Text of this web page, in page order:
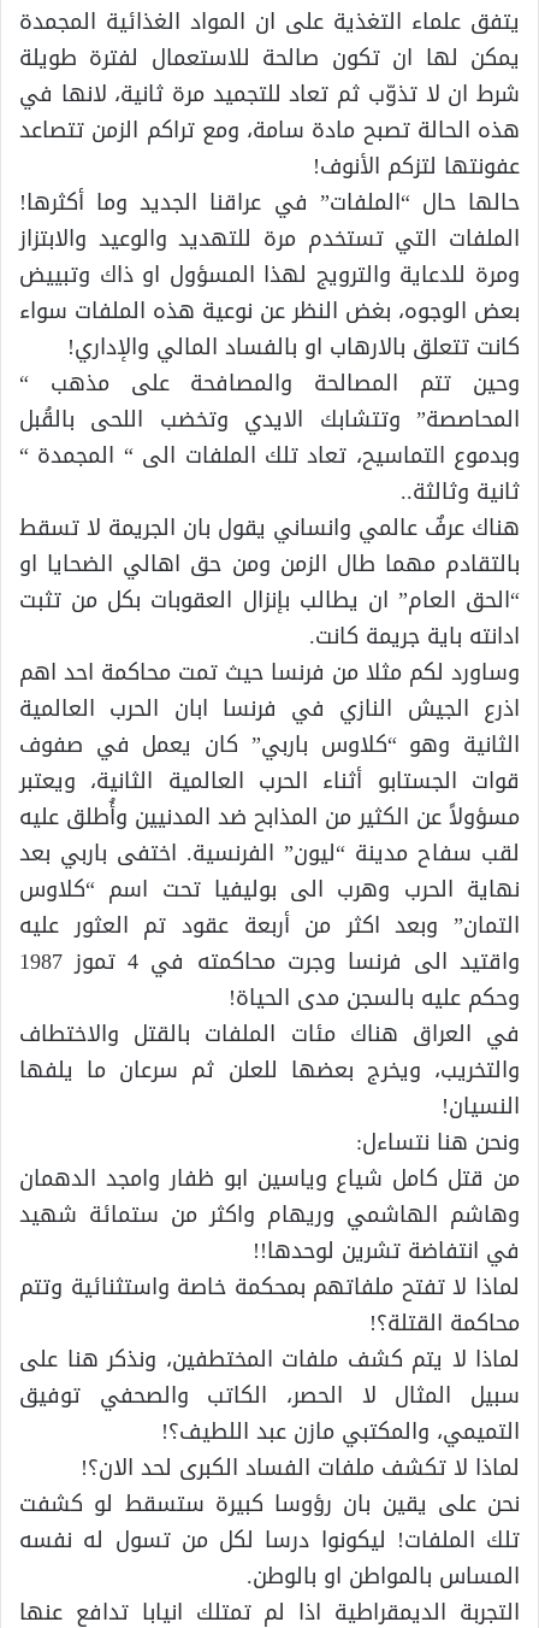
يتفق علماء التغذية على ان المواد الغذائية المجمدة
يمكن لها ان تكون صالحة للاستعمال لفترة طويلة
شرط ان لا تذوّب ثم تعاد للتجميد مرة ثانية، لانها في
هذه الحالة تصبح مادة سامة، ومع تراكم الزمن تتصاعد
عفونتها لتزكم الأنوف!
حالها حال “الملفات” في عراقنا الجديد وما أكثرها!
الملفات التي تستخدم مرة للتهديد والوعيد والابتزاز
ومرة للدعاية والترويج لهذا المسؤول او ذاك وتبييض
بعض الوجوه، بغض النظر عن نوعية هذه الملفات سواء
كانت تتعلق بالارهاب او بالفساد المالي والإداري!
وحين تتم المصالحة والمصافحة على مذهب “
المحاصصة” وتتشابك الايدي وتخضب اللحى بالقُبل
وبدموع التماسيح، تعاد تلك الملفات الى “ المجمدة “
ثانية وثالثة..
هناك عرفٌ عالمي وانساني يقول بان الجريمة لا تسقط
بالتقادم مهما طال الزمن ومن حق اهالي الضحايا او
“الحق العام” ان يطالب بإنزال العقوبات بكل من تثبت
ادانته باية جريمة كانت.
وساورد لكم مثلا من فرنسا حيث تمت محاكمة احد اهم
اذرع الجيش النازي في فرنسا ابان الحرب العالمية
الثانية وهو “كلاوس باربي” كان يعمل في صفوف
قوات الجستابو أثناء الحرب العالمية الثانية، ويعتبر
مسؤولاً عن الكثير من المذابح ضد المدنيين وأُطلق عليه
لقب سفاح مدينة “ليون” الفرنسية. اختفى باربي بعد
نهاية الحرب وهرب الى بوليفيا تحت اسم “كلاوس
التمان” وبعد اكثر من أربعة عقود تم العثور عليه
واقتيد الى فرنسا وجرت محاكمته في 4 تموز 1987
وحكم عليه بالسجن مدى الحياة!
في العراق هناك مئات الملفات بالقتل والاختطاف
والتخريب، ويخرج بعضها للعلن ثم سرعان ما يلفها
النسيان!
ونحن هنا نتساءل:
من قتل كامل شياع وياسين ابو ظفار وامجد الدهمان
وهاشم الهاشمي وريهام واكثر من ستمائة شهيد
في انتفاضة تشرين لوحدها!!
لماذا لا تفتح ملفاتهم بمحكمة خاصة واستثنائية وتتم
محاكمة القتلة؟!
لماذا لا يتم كشف ملفات المختطفين، ونذكر هنا على
سبيل المثال لا الحصر، الكاتب والصحفي توفيق
التميمي، والمكتبي مازن عبد اللطيف؟!
لماذا لا تكشف ملفات الفساد الكبرى لحد الان؟!
نحن على يقين بان رؤوسا كبيرة ستسقط لو كشفت
تلك الملفات! ليكونوا درسا لكل من تسول له نفسه
المساس بالمواطن او بالوطن.
التجربة الديمقراطية اذا لم تمتلك انيابا تدافع عنها